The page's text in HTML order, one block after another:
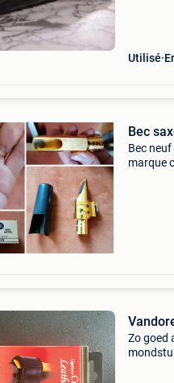
Utilisé
Bec
Bec
marque
Zo goed